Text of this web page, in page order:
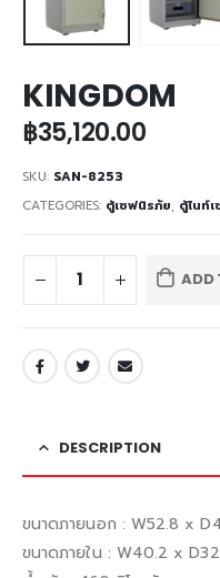
KINGDOM
฿35,120.00
SKU: SAN-8253
CATEGORIES: ตู้เซฟนิรภัย, ตู้ไนท์
ADD
DESCRIPTION
ขนาดภายนอก : W52.8 x
ขนาดภายใน : W40.2 x